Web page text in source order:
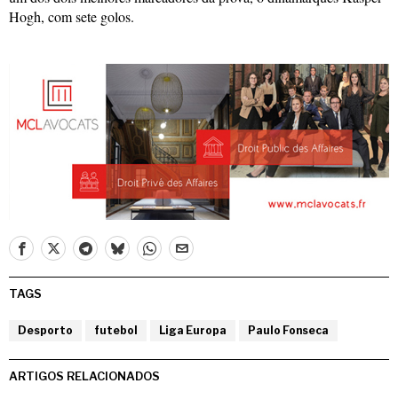
Hogh, com sete golos.
TAGS
Desporto futebol Liga Europa Paulo Fonseca
ARTIGOS RELACIONADOS